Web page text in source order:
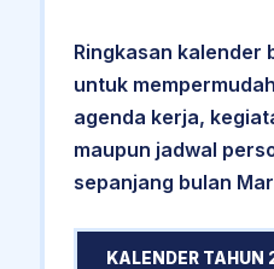
Ringkasan kalender
untuk
agenda kerja,
maupun jadwal
sepanjang bulan
KALENDER